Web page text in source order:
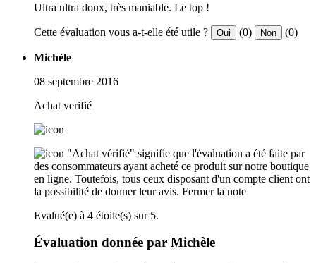
Ultra ultra doux, très maniable. Le top !
Cette évaluation vous a-t-elle été utile ? Oui (0) Non (0)
Michèle
08 septembre 2016
Achat verifié
"Achat vérifié" signifie que l'évaluation a été faite par
des consommateurs ayant acheté ce produit sur notre boutique
en ligne. Toutefois, tous ceux disposant d'un compte client ont
la possibilité de donner leur avis. Fermer la note
Evalué(e) à 4 étoile(s) sur 5.
Évaluation donnée par Michèle